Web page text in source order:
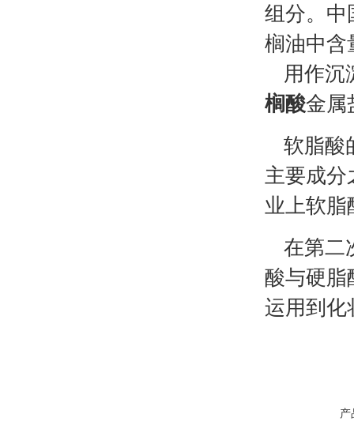
组分。中
榈油中含
用作沉
榈酸金属
软脂酸
主要成分
业上软脂
在第二
酸与硬脂
运用到化
产